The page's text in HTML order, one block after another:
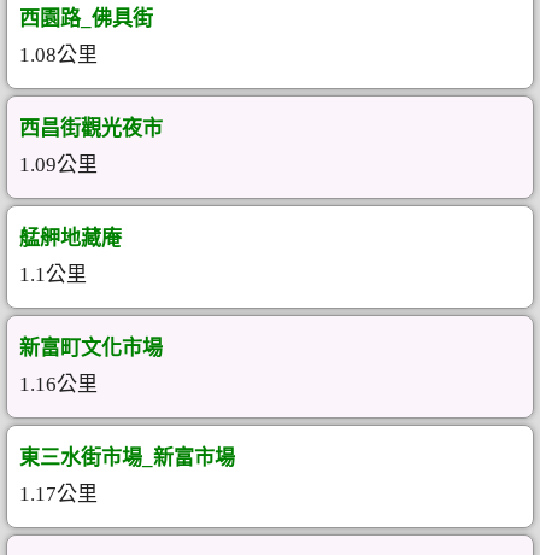
西園路_佛具街
1.08公里
西昌街觀光夜市
1.09公里
艋舺地藏庵
1.1公里
新富町文化市場
1.16公里
東三水街市場_新富市場
1.17公里